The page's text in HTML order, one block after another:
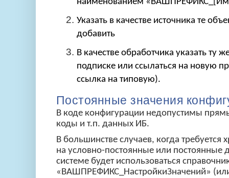
наименованием
Указать в качестве источника те
добавить
В качестве обработчика указать ту
подписке или ссылаться на новую
ссылка на типовую).
Постоянные значения
В коде конфигурации недопустимы
коды и т.п. данных ИБ.
В большинстве случаев, когда требуется
на условно-постоянные или
системе будет использоваться
«ВАШПРЕФИКС_НастройкиЗначений»